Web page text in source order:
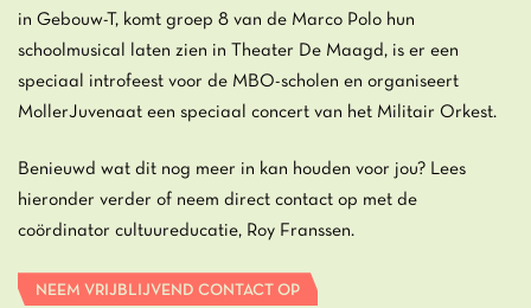
in Gebouw-T, komt groep 8 van de Marco Polo hun
schoolmusical laten zien in Theater De Maagd, is er een
speciaal introfeest voor de MBO-scholen en organiseert
MollerJuvenaat een speciaal concert van het Militair Orkest.
Benieuwd wat dit nog meer in kan houden voor jou? Lees
hieronder verder of neem direct contact op met de
coördinator cultuureducatie, Roy Franssen.
NEEM VRIJBLIJVEND CONTACT OP